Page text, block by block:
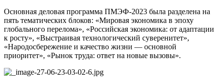
Основная деловая программа ПМЭФ-2023 была разделена на
пять тематических блоков: «Мировая экономика в эпоху
глобального перелома», «Российская экономика: от адаптации
к росту», «Выстраивая технологический суверенитет»,
«Народосбережение и качество жизни — основной
приоритет», «Рынок труда: ответ на новые вызовы».